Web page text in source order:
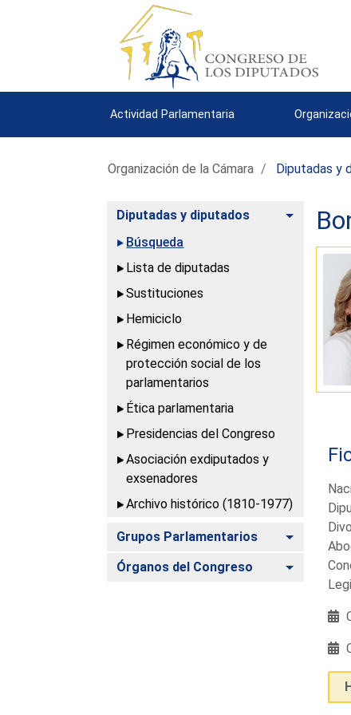
Actividad Parlamentaria
Organización de la Cámara Diputadas y
Diputadas y diputados
Alternar
Búsqueda
Lista de diputadas
Sustituciones
Hemiciclo
Régimen económico y de
protección social de los
parlamentarios
Ética parlamentaria
Presidencias del Congreso
Asociación exdiputados y
exsenadores
Archivo histórico (1810-1977)
Grupos Parlamentarios Alternar
Órganos del Congreso Alternar